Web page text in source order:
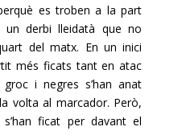
es troben a la part
derbi lleidatà que no
del matx. En un inici
més ficats tant en atac
i negres s’han anat
volta al marcador. Però,
ficat per davant el